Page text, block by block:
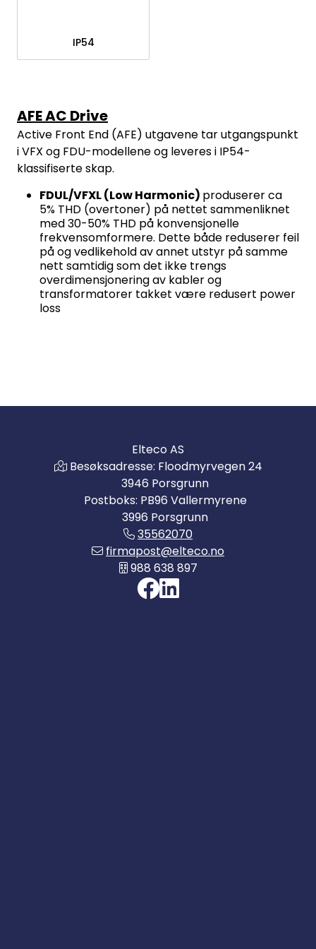
IP54
AFE AC Drive
Active Front End (AFE) utgavene tar utgangspunkt
i VFX og FDU-modellene og leveres i IP54-
klassifiserte skap.
FDUL/VFXL (Low Harmonic) produserer ca
5% THD (overtoner) på nettet sammenliknet
med 30-50% THD på konvensjonelle
frekvensomformere. Dette både reduserer feil
på og vedlikehold av annet utstyr på samme
nett samtidig som det ikke trengs
overdimensjonering av kabler og
transformatorer takket være redusert power
loss
Elteco AS
Besøksadresse: Floodmyrvegen 24
3946 Porsgrunn
Postboks: PB96 Vallermyrene
3996 Porsgrunn
35562070
firmapost@elteco.no
988 638 897